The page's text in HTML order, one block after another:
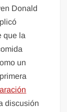
Donald
que la
un
discusión